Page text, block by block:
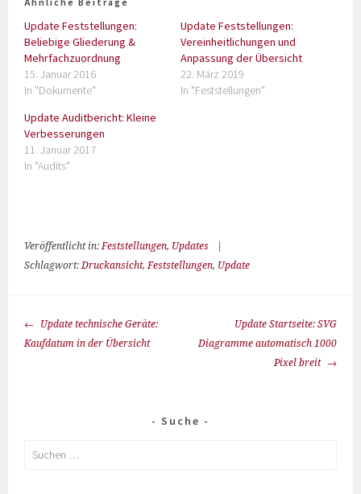
Update Feststellungen:
Beliebige Gliederung &
Mehrfachzuordnung
15. Januar 2016
In "Dokumente"
Update Feststellungen:
Vereinheitlichungen und
Anpassung der Übersicht
22. März 2019
In "Feststellungen"
Update Auditbericht: Kleine
Verbesserungen
11. Januar 2017
In "Audits"
Veröffentlicht in:Feststellungen, Updates
Schlagwort:Druckansicht,Feststellungen, Update
Update technische Geräte:
Kaufdatum in der Übersicht
Update Startseite: SVG
Diagramme automatisch 1000
Pixel breit
Suche